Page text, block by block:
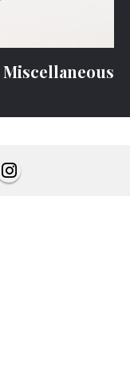
Miscellaneous